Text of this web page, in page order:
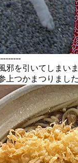
を引いてしまい
上つかまつりまし